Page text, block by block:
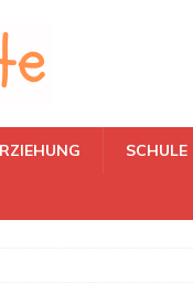
SCHULE